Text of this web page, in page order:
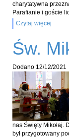
charytatywna
Parafianie i goście
Czytaj więcej
Św.
Dodano 12/12/2021
nas Święty Mikołaj.
był przygotowany